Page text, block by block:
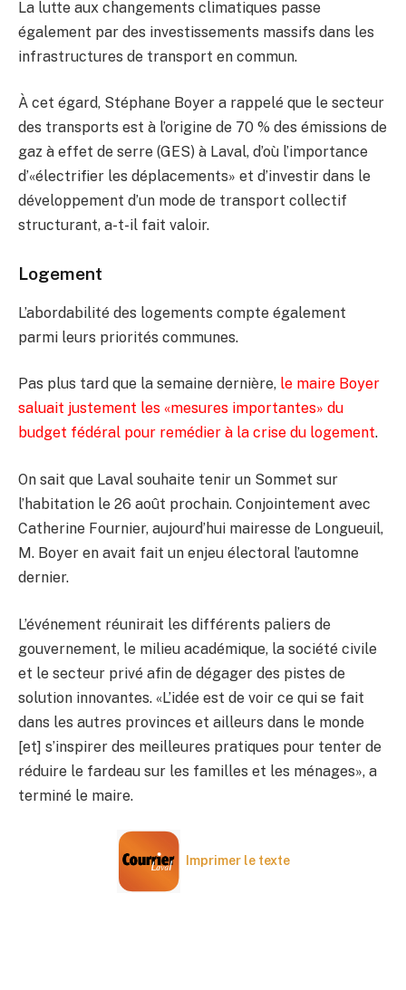
La lutte aux changements climatiques passe
également par des investissements massifs dans les
infrastructures de transport en commun.
À cet égard, Stéphane Boyer a rappelé que le secteur
des transports est à l’origine de 70 % des émissions de
gaz à effet de serre (GES) à Laval, d’où l’importance
d’«électrifier les déplacements» et d’investir dans le
développement d’un mode de transport collectif
structurant, a-t-il fait valoir.
Logement
L’abordabilité des logements compte également
parmi leurs priorités communes.
Pas plus tard que la semaine dernière, le maire Boyer
saluait justement les «mesures importantes» du
budget fédéral pour remédier à la crise du logement.
On sait que Laval souhaite tenir un Sommet sur
l’habitation le 26 août prochain. Conjointement avec
Catherine Fournier, aujourd’hui mairesse de Longueuil,
M. Boyer en avait fait un enjeu électoral l’automne
dernier.
L’événement réunirait les différents paliers de
gouvernement, le milieu académique, la société civile
et le secteur privé afin de dégager des pistes de
solution innovantes. «L’idée est de voir ce qui se fait
dans les autres provinces et ailleurs dans le monde
[et] s’inspirer des meilleures pratiques pour tenter de
réduire le fardeau sur les familles et les ménages», a
terminé le maire.
Imprimer le texte